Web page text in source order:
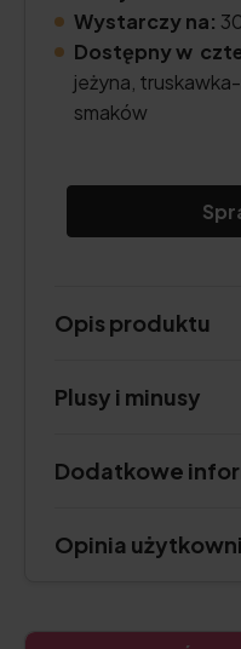
Wystarczy na:
Dostępny w
jeżyna,
smaków
Opis produktu
Plusy i minusy
Dodatkowe
Opinia